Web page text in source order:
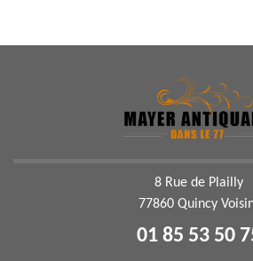
8 Rue de Plailly
77860 Quincy
01 85 53 50